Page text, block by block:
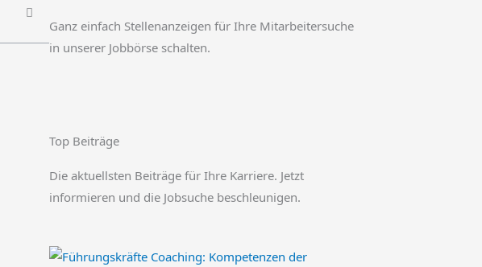
Ganz einfach Stellenanzeigen für Ihre Mitarbeitersuche
in unserer Jobbörse schalten.
Top Beiträge
Die aktuellsten Beiträge für Ihre Karriere. Jetzt
informieren und die Jobsuche beschleunigen.